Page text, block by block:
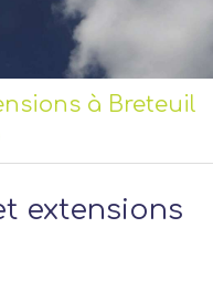
à Breteuil
extensions